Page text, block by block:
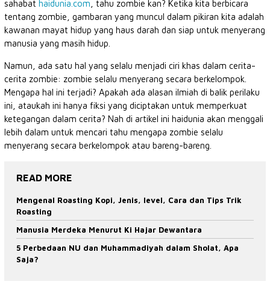
sahabat haidunia.com , tahu zombie kan? Ketika kita berbicara
tentang zombie, gambaran yang muncul dalam pikiran kita adalah
kawanan mayat hidup yang haus darah dan siap untuk menyerang
manusia yang masih hidup.
Namun, ada satu hal yang selalu menjadi ciri khas dalam cerita-
cerita zombie: zombie selalu menyerang secara berkelompok.
Mengapa hal ini terjadi? Apakah ada alasan ilmiah di balik perilaku
ini, ataukah ini hanya fiksi yang diciptakan untuk memperkuat
ketegangan dalam cerita? Nah di artikel ini haidunia akan menggali
lebih dalam untuk mencari tahu mengapa zombie selalu
menyerang secara berkelompok atau bareng-bareng.
READ MORE
Mengenal Roasting Kopi, Jenis, level, Cara dan Tips Trik
Roasting
Manusia Merdeka Menurut Ki Hajar Dewantara
5 Perbedaan NU dan Muhammadiyah dalam Sholat, Apa
Saja?